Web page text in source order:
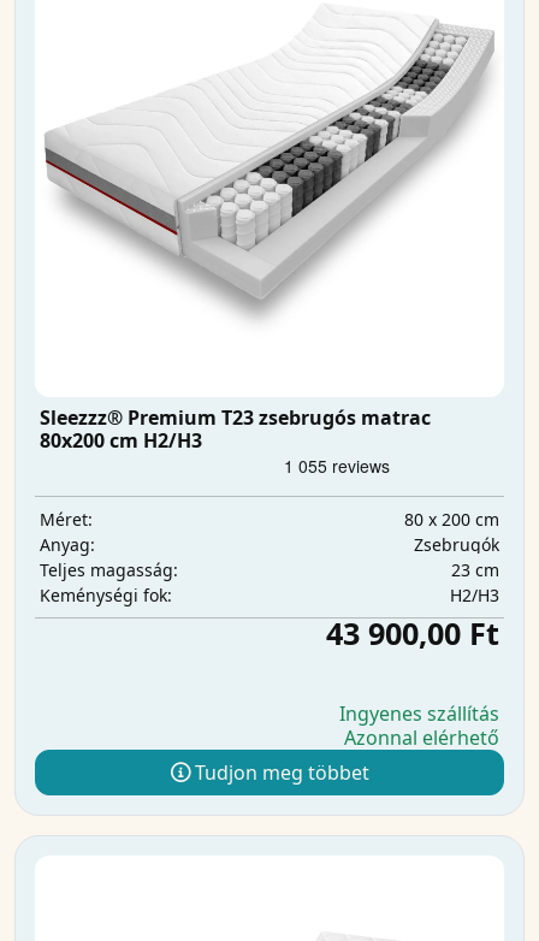
Sleezzz® Premium T23 zsebrugós matrac
80x200 cm H2/H3
Méret:
80 x 200 cm
Anyag:
Zsebrugók
Teljes magasság:
23 cm
Keménységi fok:
H2/H3
43 900,00 Ft
Ingyenes szállítás
Azonnal elérhető
Tudjon meg többet